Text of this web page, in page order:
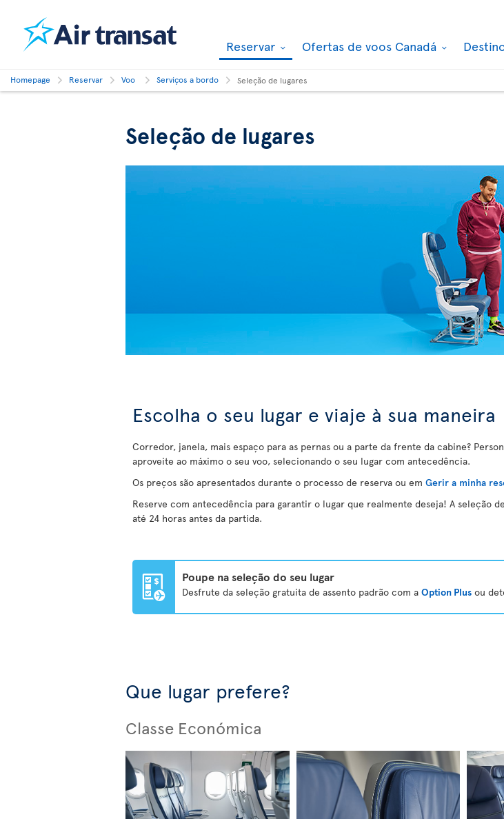
Reservar Ofertas de voos Canadá
Homepage Reservar Voo Serviços a bordo Seleção de lugares
Seleção de lugares
Escolha o seu lugar e viaje à sua maneira
Corredor, janela, mais espaço para as pernas ou a parte da frente da cabine?
aproveite ao máximo o seu voo, selecionando o seu lugar com antecedência.
Os preços são apresentados durante o processo de reserva ou em Gerir a minha
Reserve com antecedência para garantir o lugar que realmente deseja! A seleção
até 24 horas antes da partida.
Poupe na seleção do seu lugar
Desfrute da seleção gratuita de assento padrão com a Option Plus ou
Que lugar prefere?
Classe Económica